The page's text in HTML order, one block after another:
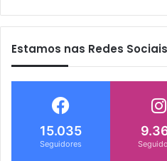
Estamos nas Redes Sociais
15.035
Seguidores